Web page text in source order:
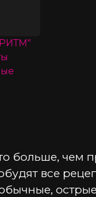
больше, чем
все